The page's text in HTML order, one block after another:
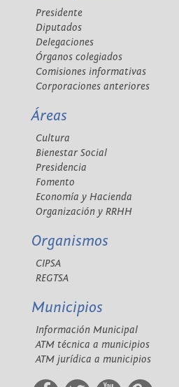
Presidente
Diputados
Delegaciones
Órganos colegiados
Comisiones informativas
Corporaciones anteriores
Áreas
Cultura
Bienestar Social
Presidencia
Fomento
Economía y Hacienda
Organización y RRHH
Organismos
CIPSA
REGTSA
Municipios
Información Municipal
ATM técnica a municipios
ATM jurídica a municipios